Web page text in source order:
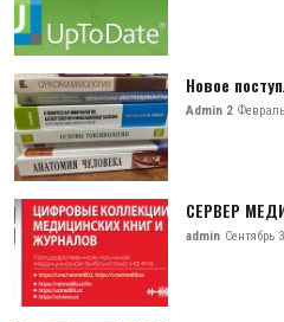
Новое
Admin 2
СЕРВЕР
admin Сентябрь